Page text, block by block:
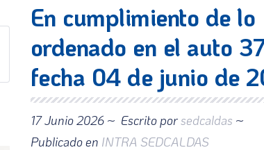
En cumplimiento de lo
ordenado en el auto
fecha 04 de junio de
17 Junio 2026 ~ Escrito porsedcaldas ~
Publicado en INTRA SEDCALDAS